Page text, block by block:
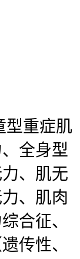
型重症肌
全身型
、肌无
、肌肉
合征、
传性、